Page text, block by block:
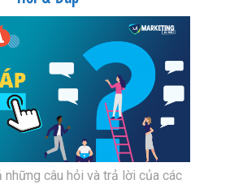
những câu hỏi và trả lời của các